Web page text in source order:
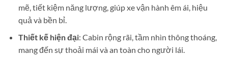
mẽ, tiết kiệm năng lượng, giúp xe vận hành êm ái, hiệu
quả và bền bỉ.
Thiết kế hiện đại: Cabin rộng rãi, tầm nhìn thông thoáng,
mang đến sự thoải mái và an toàn cho người lái.